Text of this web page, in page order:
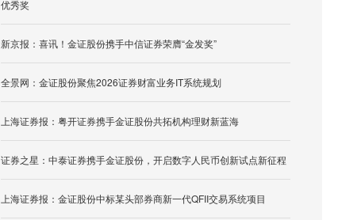
优秀奖
新京报：喜讯！金证股份携手中信证券荣膺“金发奖”
全景网：金证股份聚焦2026证券财富业务IT系统规划
上海证券报：粤开证券携手金证股份共拓机构理财新蓝海
证券之星：中泰证券携手金证股份，开启数字人民币创新试点新征程
上海证券报：金证股份中标某头部券商新一代QFII交易系统项目